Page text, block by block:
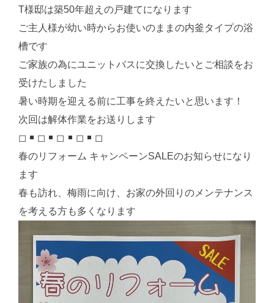
T様邸は築50年超えの戸建てになります
ご主人様が幼い時からお使いのままの内釜タイプの浴
槽です
ご家族の為にユニットバスに交換したいとご相談をお
受けたしました
暑い時期を迎える前に工事を終えたいと思います！
次回は解体作業をお送りします
◻︎
◻︎ ◻︎ ◻︎
◻︎
春のリフォーム キャンペーンSALEのお知らせになり
ます
春も訪れ、梅雨に向け、お家の外回りのメンテナンス
を考える方も多くなります